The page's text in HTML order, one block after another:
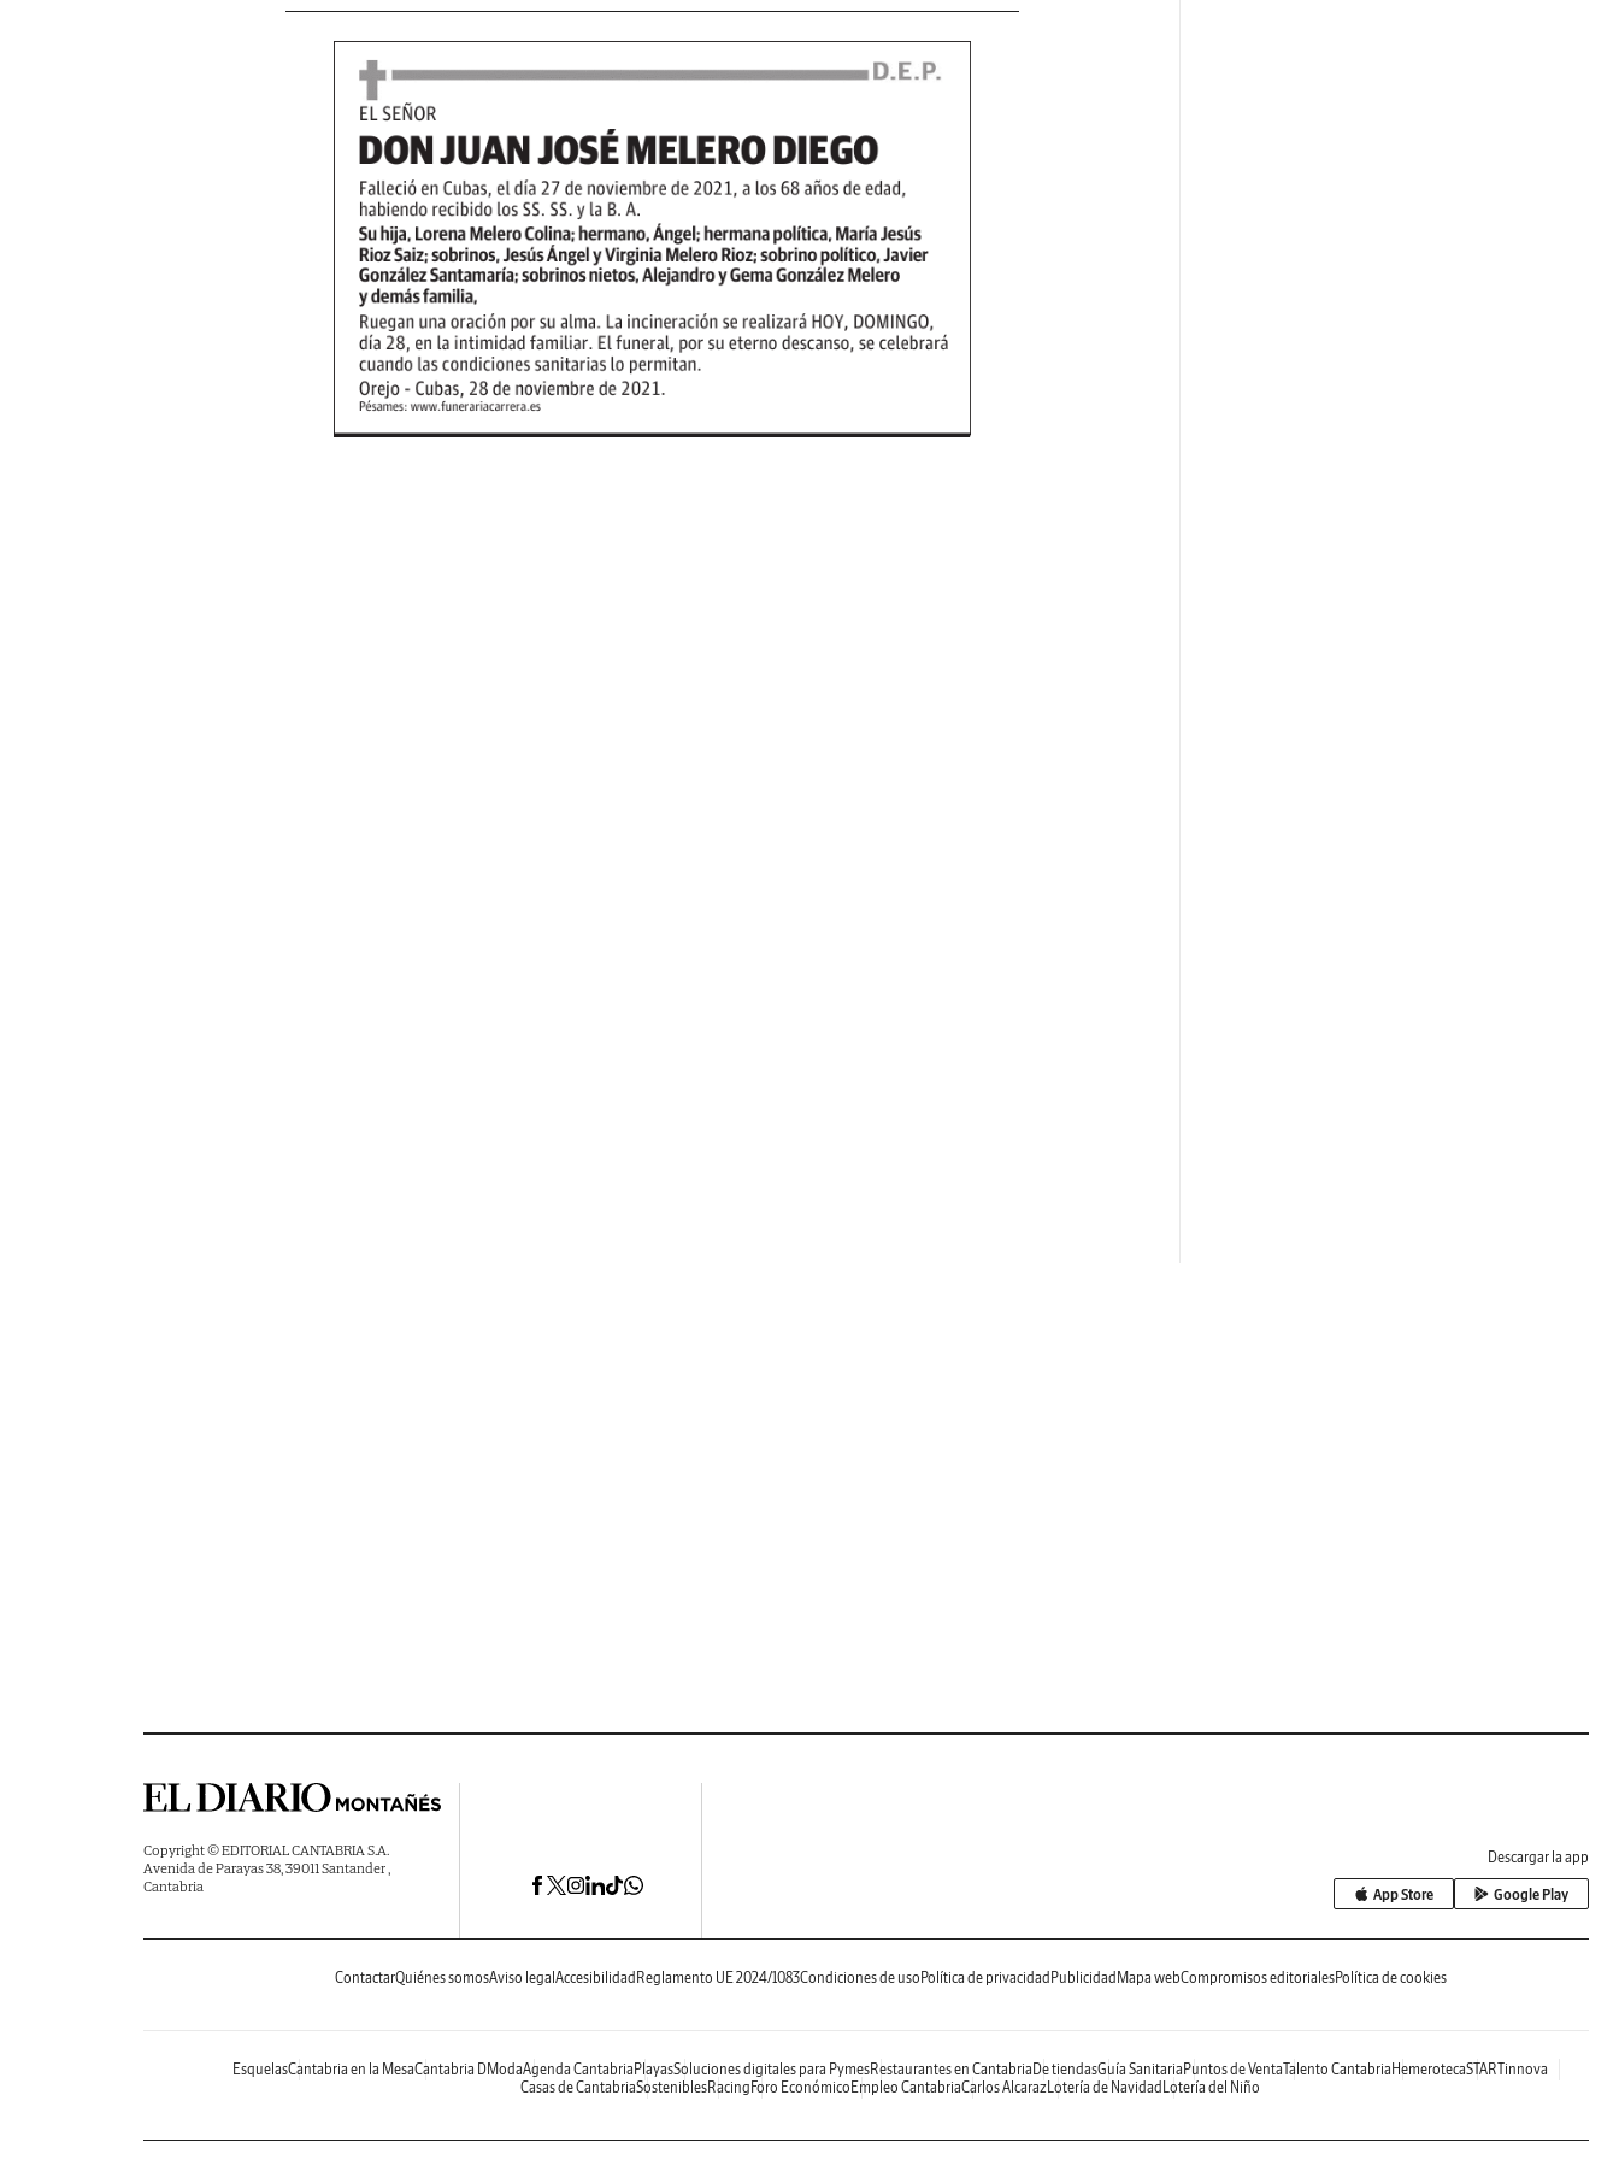
Copyright © EDITORIAL CANTABRIA S.A.
Avenida de Parayas 38, 39011 Santander ,
Cantabria
Descargar la app
App Store Google Play
ContactarQuiénes somosAviso legal Accesibilidad Reglamento UE 2024/1083Condiciones de uso Política de privacidad Publicidad Mapa webCompromisos editorialesPolítica de cookies
EsquelasCantabria en la MesaCantabria DModaAgenda Cantabria PlayasSoluciones digitales para PymesRestaurantes en Cantabria De tiendasGuía Sanitaria Puntos de VentaTalento Cantabria HemerotecaSTARTinnova
Casas de CantabriaSosteniblesRacing Foro Económico Empleo CantabriaCarlos AlcarazLotería de Navidad Lotería del Niño